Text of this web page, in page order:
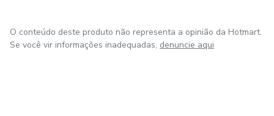
O conteúdo deste produto não representa a opinião da Hotmart.
Se você vir informações inadequadas, denuncie aqui